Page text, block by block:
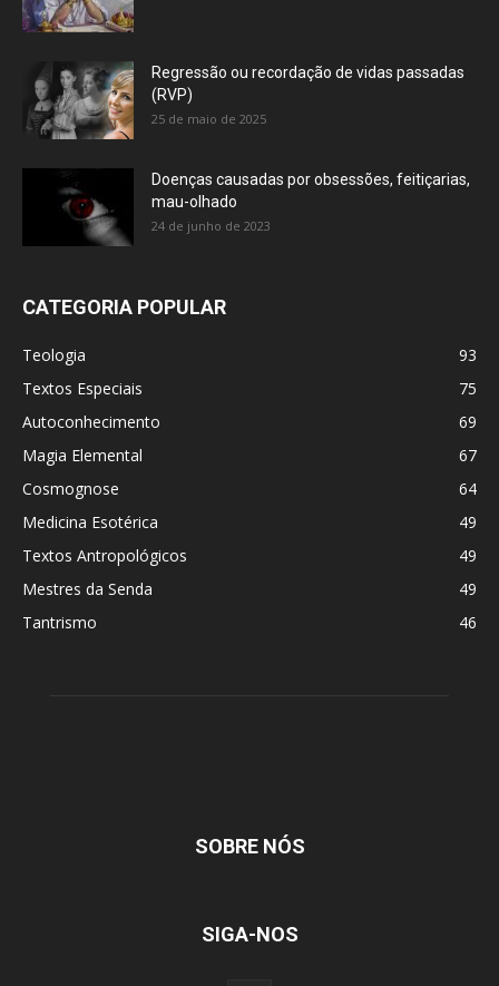
Regressão ou recordação de vidas passadas
(RVP)
25 de maio de 2025
Doenças causadas por obsessões, feitiçarias,
mau-olhado
24 de junho de 2023
CATEGORIA POPULAR
Teologia
93
Textos Especiais
75
Autoconhecimento
69
Magia Elemental
67
Cosmognose
64
Medicina Esotérica
49
Textos Antropológicos
49
Mestres da Senda
49
Tantrismo
46
SOBRE NÓS
SIGA-NOS